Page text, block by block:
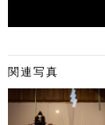
関連写真